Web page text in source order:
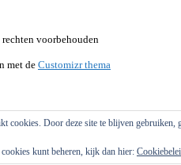
voorbehouden
met deCustomizr thema
cookies. Door deze site te blijven gebruiken,
kunt beheren, kijk dan hier: